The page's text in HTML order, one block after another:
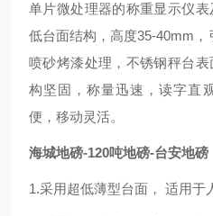
单片微处理器的称重显示仪
低台面结构，高度35-40mm
喷砂烤漆处理，不锈钢秤台
构坚固，称量迅速，读字直
便，移动灵活。
海城地磅-120吨地磅-台安地磅
1.采用超低薄型台面， 适用于